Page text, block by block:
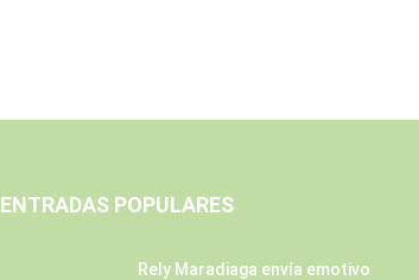
ENTRADAS POPULARES
Rely Maradiaga envía emotivo